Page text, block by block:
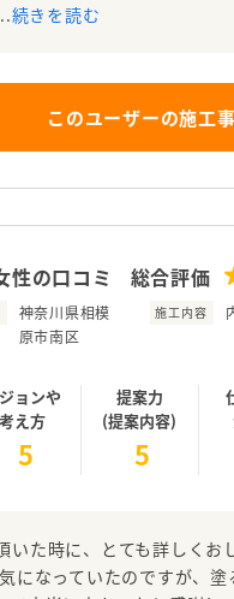
続きを読む
このユーザーの施工
性の口コミ 総合評価
神奈川県相模
原市南区
施工内容
ョンや
考え方
5
提案力
(提案内容)
5
いた時に、とても詳しく
になっていたのですが、